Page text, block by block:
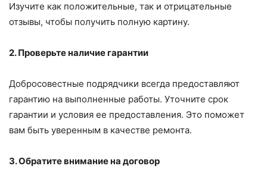
Изучите как положительные, так и отрицательные
отзывы, чтобы получить полную картину.
2. Проверьте наличие гарантии
Добросовестные подрядчики всегда предоставляют
гарантию на выполненные работы. Уточните срок
гарантии и условия ее предоставления. Это поможет
вам быть уверенным в качестве ремонта.
3. Обратите внимание на договор